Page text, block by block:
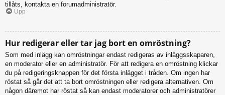
tillåts, kontakta en forumadministratör.
Upp
Hur redigerar eller tar jag bort en omröstning?
Som med inlägg kan omröstningar endast redigeras av inläggsskaparen,
en moderator eller en administratör. För att redigera en omröstning klickar
du på redigeringsknappen för det första inlägget i tråden. Om ingen har
röstat så går det att ta bort omröstningen eller redigera alternativen. Om
någon däremot har röstat så kan endast moderatorer och administratörer